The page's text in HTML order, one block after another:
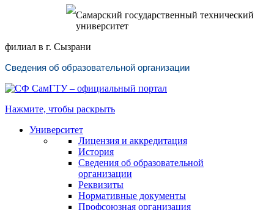
Самарский государственный технический
университет
филиал в г. Сызрани
Сведения об образовательной организации
Нажмите, чтобы раскрыть
Университет
Лицензия и аккредитация
История
Сведения об образовательной
организации
Реквизиты
Нормативные документы
Профсоюзная организация